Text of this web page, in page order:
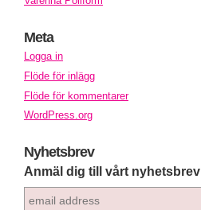
Meta
Logga in
Flöde för inlägg
Flöde för kommentarer
WordPress.org
Nyhetsbrev
Anmäl dig till vårt nyhetsbrev